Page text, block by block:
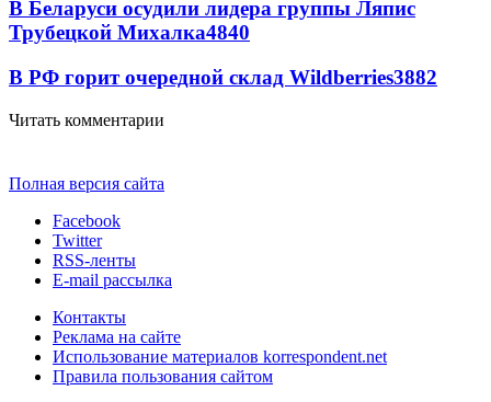
В Беларуси осудили лидера группы Ляпис
Трубецкой Михалка4840
В РФ горит очередной склад Wildberries3882
Читать комментарии
Полная версия сайта
Facebook
Twitter
RSS-ленты
E-mail рассылка
Контакты
Реклама на сайте
Использование материалов korrespondent.net
Правила пользования сайтом